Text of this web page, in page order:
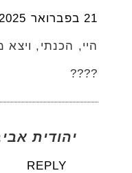
21 בפברואר 2025 בשעה 12:22
היי, הכנתי,
????
יהודית
REPLY